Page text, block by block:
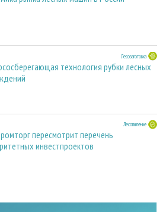
Лесозаготовка
технология рубки лесных
Лесопиление
пересмотрит перечень
инвестпроектов